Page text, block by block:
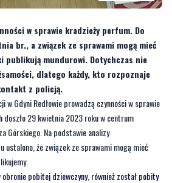
w sprawie kradzieży perfum. Do
br., a związek ze sprawami mogą mieć
publikują mundurowi. Dotychczas nie
dlatego każdy, kto rozpoznaje
z policją.
w Gdyni Redłowie prowadzą czynności w sprawie
29 kwietnia 2023 roku w centrum
Górskiego. Na podstawie analizy
ustalono, że związek ze sprawami mogą mieć
obronie pobitej dziewczyny, również został pobity